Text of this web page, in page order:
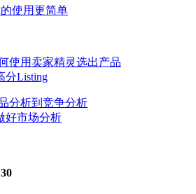
使用更简单
使用卖家精灵选出产品
分Listing
分析到竞争分析
好市场分析